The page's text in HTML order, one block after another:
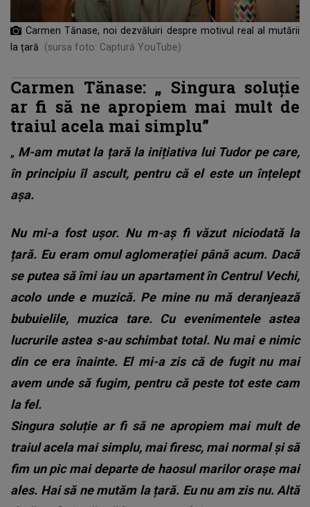
Carmen Tănase, noi dezvăluiri despre motivul real al mutării
la țară
(sursa foto: Captură YouTube)
Carmen Tănase: „ Singura soluție
ar fi să ne apropiem mai mult de
traiul acela mai simplu”
„ M-am mutat la țară la inițiativa lui Tudor pe care,
în principiu îl ascult, pentru că el este un înțelept
așa.
Nu mi-a fost ușor. Nu m-aș fi văzut niciodată la
țară. Eu eram omul aglomerației până acum. Dacă
se putea să îmi iau un apartament în Centrul Vechi,
acolo unde e muzică. Pe mine nu mă deranjează
bubuielile, muzica tare. Cu evenimentele astea
lucrurile astea s-au schimbat total. Nu mai e nimic
din ce era înainte. El mi-a zis că de fugit nu mai
avem unde să fugim, pentru că peste tot este cam
la fel.
Singura soluție ar fi să ne apropiem mai mult de
traiul acela mai simplu, mai firesc, mai normal și să
fim un pic mai departe de haosul marilor orașe mai
ales. Hai să ne mutăm la țară. Eu nu am zis nu. Altă